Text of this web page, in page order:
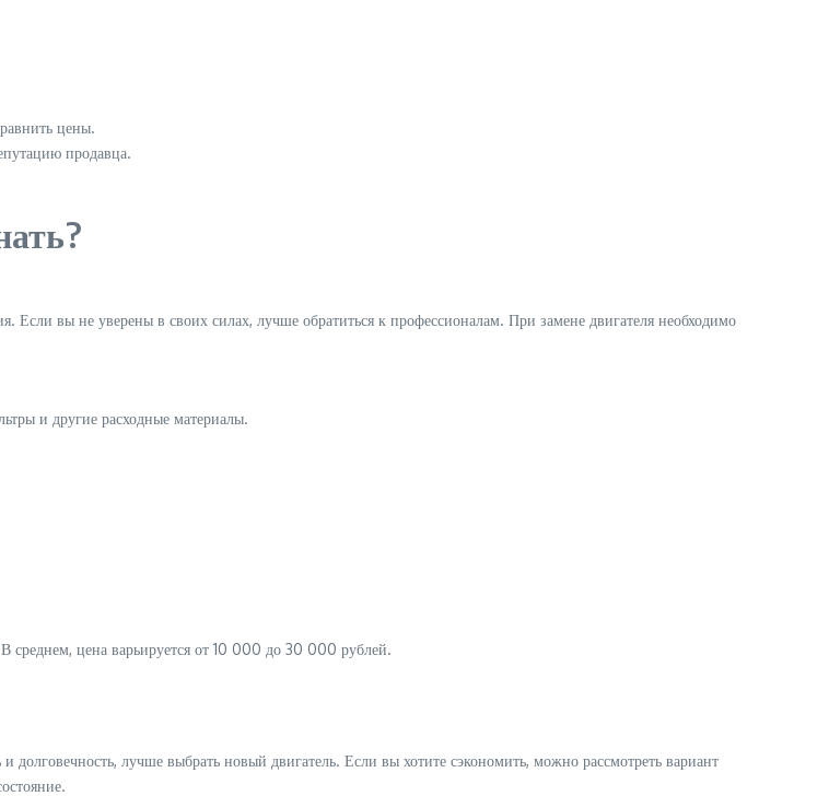
цены.
продавца.
Если вы не уверены в своих силах, лучше обратиться к профессионалам. При замене двигателя необходимо
и другие расходные материалы.
среднем, цена варьируется от 10 000 до 30 000 рублей.
лучше выбрать новый двигатель. Если вы хотите сэкономить, можно рассмотреть вариант